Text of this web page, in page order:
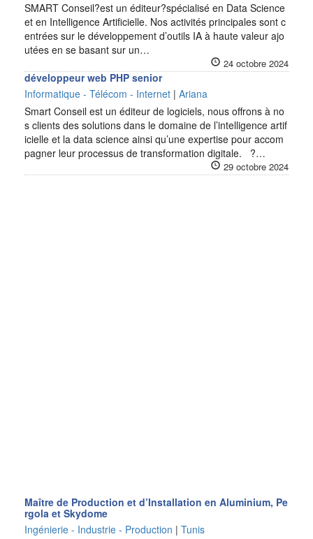
SMART Conseil?est un éditeur?spécialisé en Data Science
et en Intelligence Artificielle. Nos activités principales sont c
entrées sur le développement d’outils IA à haute valeur ajo
utées en se basant sur un…
24 octobre 2024
développeur web PHP senior
Informatique - Télécom - Internet | Ariana
Smart Conseil est un éditeur de logiciels, nous offrons à no
s clients des solutions dans le domaine de l’intelligence artif
icielle et la data science ainsi qu’une expertise pour accom
pagner leur processus de transformation digitale. ?…
29 octobre 2024
Maître de Production et d’Installation en Aluminium, Pe
rgola et Skydome
Ingénierie - Industrie - Production | Tunis